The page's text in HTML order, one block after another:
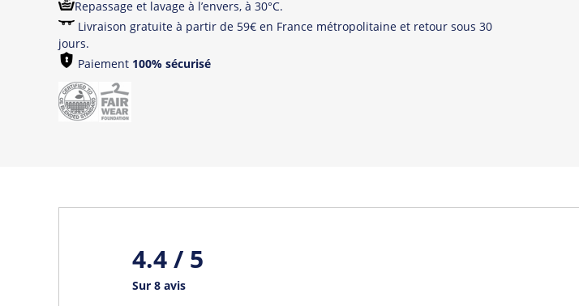
Repassage et lavage à l’envers, à 30°C.
Livraison gratuite à partir de 59€ en France métropolitaine et retour sous 30
jours.
Paiement 100% sécurisé
4.4 / 5
Sur 8 avis